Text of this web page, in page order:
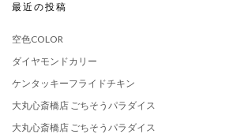
最近の投稿
空色COLOR
ダイヤモンドカリー
ケンタッキーフライドチキン
大丸心斎橋店 ごちそうパラダイス
大丸心斎橋店 ごちそうパラダイス